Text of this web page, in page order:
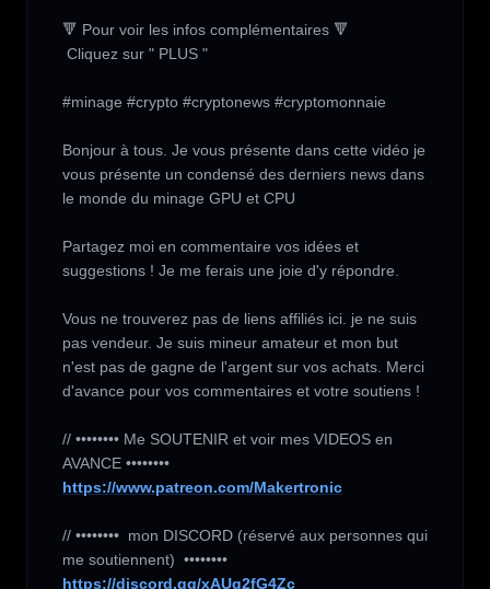
🔻 Pour voir les infos complémentaires 🔻
#minage #crypto #cryptonews #cryptomonnaie
Bonjour à tous. Je vous présente dans cette vidéo je
vous présente un condensé des derniers news dans
le monde du minage GPU et CPU
Partagez moi en commentaire vos idées et
suggestions ! Je me ferais une joie d'y répondre.
Vous ne trouverez pas de liens affiliés ici. je ne suis
pas vendeur. Je suis mineur amateur et mon but
n'est pas de gagne de l'argent sur vos achats. Merci
d'avance pour vos commentaires et votre soutiens !
// •••••••• Me SOUTENIR et voir mes VIDEOS en
https://www.patreon.com/Makertronic
// ••••••••  mon DISCORD (réservé aux personnes qui
https://discord.gg/xAUq2fG4Zc